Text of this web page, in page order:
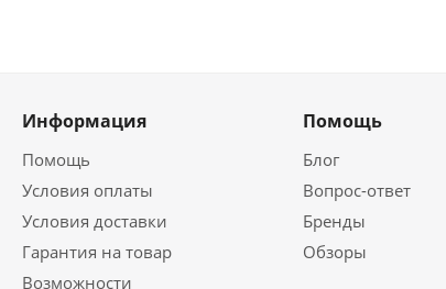
Информация
Помощь
Условия оплаты
Условия доставки
Гарантия на товар
Возможности
Помощь
Блог
Вопрос-ответ
Бренды
Обзоры